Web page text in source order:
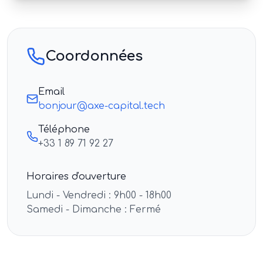
Coordonnées
Email
bonjour@axe-capital.tech
Téléphone
+33 1 89 71 92 27
Horaires d'ouverture
Lundi - Vendredi : 9h00 - 18h00
Samedi - Dimanche : Fermé